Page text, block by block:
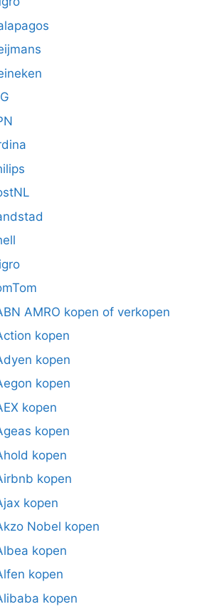
AMRO kopen of verkopen
kopen
kopen
kopen
kopen
kopen
kopen
kopen
kopen
Nobel kopen
kopen
kopen
kopen